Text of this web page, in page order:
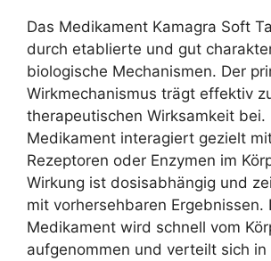
Das Medikament Kamagra Soft
durch etablierte und gut
biologische Mechanismen. Der
Wirkmechanismus trägt effektiv
therapeutischen Wirksamkeit bei.
Medikament interagiert gezielt
Rezeptoren oder Enzymen im
Wirkung ist dosisabhängig und
mit vorhersehbaren Ergebnissen.
Medikament wird schnell vom
aufgenommen und verteilt sich in